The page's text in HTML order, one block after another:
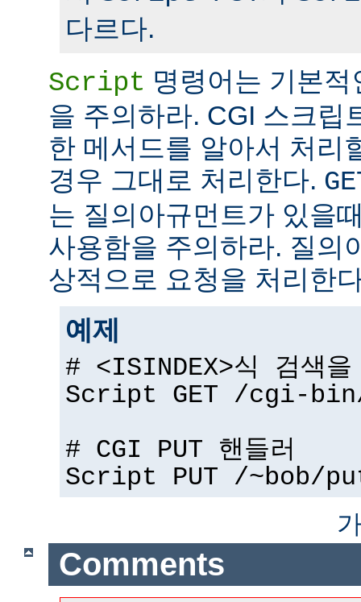
다르다.
Script 명령어는 기본
을 주의하라. CGI 스크립
한 메서드를 알아서 처리
경우 그대로 처리한다.
는 질의아규먼트가 있을
사용함을 주의하라. 질의
상적으로 요청을 처리한
예제
# <ISINDEX>식 검색
Script GET /cgi-
# CGI PUT 핸들러
Script PUT /~bob/
Comments